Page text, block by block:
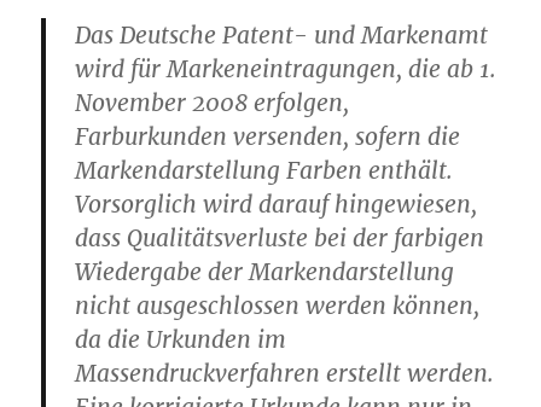
Das Deutsche Patent- und Markenamt
wird für Markeneintragungen, die ab 1.
November 2008 erfolgen,
Farburkunden versenden, sofern die
Markendarstellung Farben enthält.
Vorsorglich wird darauf hingewiesen,
dass Qualitätsverluste bei der farbigen
Wiedergabe der Markendarstellung
nicht ausgeschlossen werden können,
da die Urkunden im
Massendruckverfahren erstellt werden.